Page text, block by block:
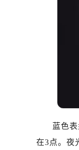
蓝色
在3点。夜